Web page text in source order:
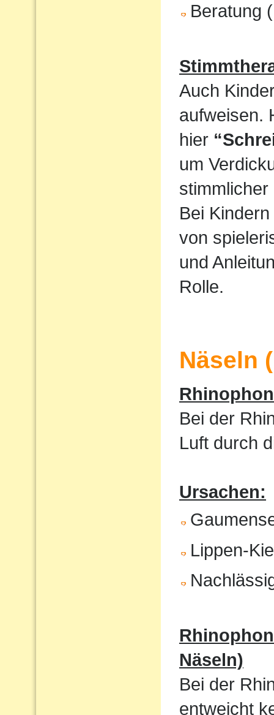
Beratung
Auch
aufweisen.
hier
um
Bei
von
und
Rolle.
Näseln
Bei der
Luft durch
Ursachen:
Lippen-
Näseln)
Bei der
entweicht